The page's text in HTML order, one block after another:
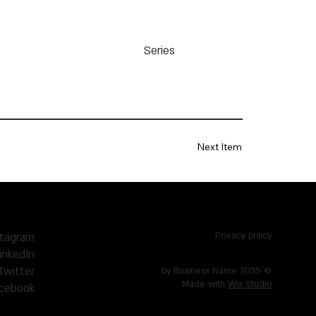
Series
Next Item
Privacy policy
© 2035 by Business Name.
Made with Wix Studio